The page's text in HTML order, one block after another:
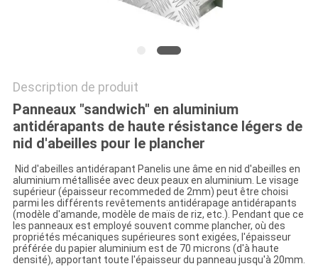
Description de produit
Panneaux "sandwich" en aluminium
antidérapants de haute résistance légers de
nid d'abeilles pour le plancher
Nid d'abeilles antidérapant Panelis une âme en nid d'abeilles en
aluminium métallisée avec deux peaux en aluminium. Le visage
supérieur (épaisseur recommeded de 2mm) peut être choisi
parmi les différents revêtements antidérapage antidérapants
(modèle d'amande, modèle de maïs de riz, etc.). Pendant que ce
les panneaux est employé souvent comme plancher, où des
propriétés mécaniques supérieures sont exigées, l'épaisseur
préférée du papier aluminium est de 70 microns (d'à haute
densité), apportant toute l'épaisseur du panneau jusqu'à 20mm.